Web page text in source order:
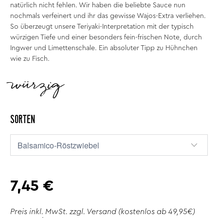
natürlich nicht fehlen. Wir haben die beliebte Sauce nun
nochmals verfeinert und ihr das gewisse Wajos-Extra verliehen.
So überzeugt unsere Teriyaki-Interpretation mit der typisch
würzigen Tiefe und einer besonders fein-frischen Note, durch
Ingwer und Limettenschale. Ein absoluter Tipp zu Hühnchen
wie zu Fisch.
würzig
SORTEN
7,45 €
Preis inkl. MwSt. zzgl. Versand (kostenlos ab 49,95€)